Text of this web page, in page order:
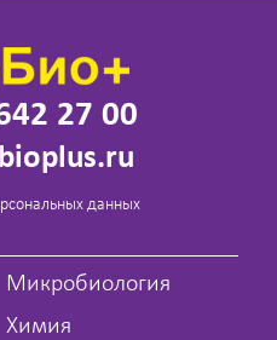
27 00
данных
Микробиология
Химия